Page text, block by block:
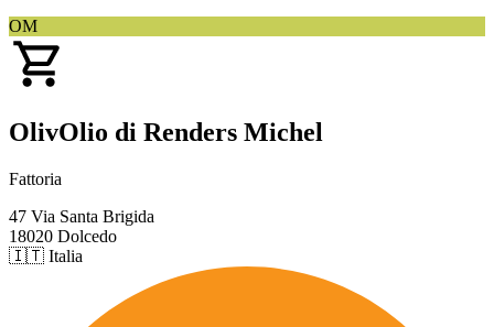
OM
OlivOlio di Renders Michel
Fattoria
47 Via Santa Brigida
18020 Dolcedo
🇮🇹 Italia